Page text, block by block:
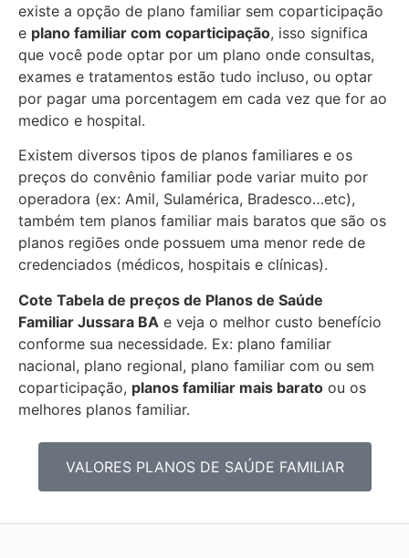
existe a opção de plano familiar sem coparticipação
e plano familiar com coparticipação, isso significa
que você pode optar por um plano onde consultas,
exames e tratamentos estão tudo incluso, ou optar
por pagar uma porcentagem em cada vez que for ao
medico e hospital.
Existem diversos tipos de planos familiares e os
preços do convênio familiar pode variar muito por
operadora (ex: Amil, Sulamérica, Bradesco…etc),
também tem planos familiar mais baratos que são os
planos regiões onde possuem uma menor rede de
credenciados (médicos, hospitais e clínicas).
Cote Tabela de preços de Planos de Saúde
Familiar Jussara BA e veja o melhor custo benefício
conforme sua necessidade. Ex: plano familiar
nacional, plano regional, plano familiar com ou sem
coparticipação, planos familiar mais barato ou os
melhores planos familiar.
VALORES PLANOS DE SAÚDE FAMILIAR